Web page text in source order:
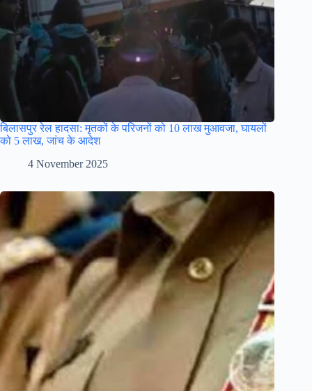
बिलासपुर रेल हादसा: मृतकों के परिजनों को 10 लाख मुआवजा, घायलों
को 5 लाख, जांच के आदेश
4 November 2025